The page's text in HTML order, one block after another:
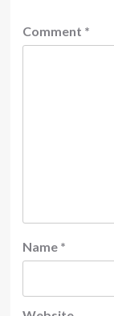
Comment *
Name *